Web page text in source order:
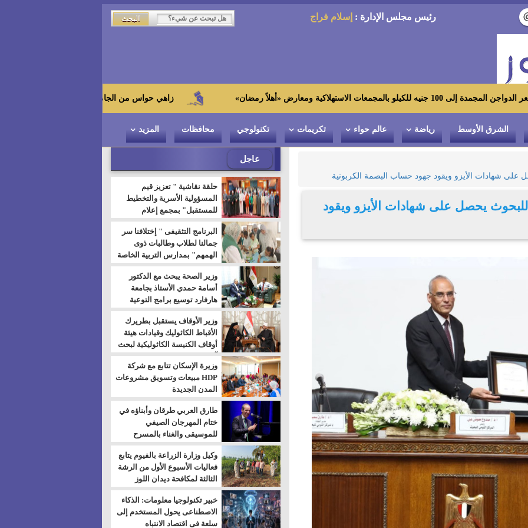
رئيس مجلس الإدارة : إسلام فراج
زاهي حواس من الجامعة اليابانية : "توت عنخ آمون" هو بطل «أهلاً رمضان»
الشرق الأوسط رياضة عالم حواء تكريمات تكنولوجي محافظات المزيد
على شهادات الأيزو ويقود جهود حساب البصمة الكربونية
للبحوث يحصل على شهادات الأيزو ويقود
عاجل
حلقة نقاشية " تعزيز قيم
المسؤولية الأسرية والتخطيط
للمستقبل" بمجمع إعلام
السويس
البرنامج التثقيفى " إختلافنا سر
جمالنا لطلاب وطالبات ذوى
الهمهم" بمدارس التربية الخاصة
بالسويس
وزير الصحة يبحث مع الدكتور
أسامة حمدي الأستاذ بجامعة
هارفارد توسيع برامج التوعية
بمرض السكري
وزير الأوقاف يستقبل بطريرك
الأقباط الكاثوليك وقيادات هيئة
أوقاف الكنيسة الكاثوليكية لبحث
آفاق التعاون المشترك
وزيرة الإسكان تتابع مع شركة
HDP مبيعات وتسويق مشروعات
المدن الجديدة
طارق العربي طرقان وأبناؤه في
ختام المهرجان الصيفي
للموسيقى والغناء بالمسرح
المكشوف
وكيل وزارة الزراعة بالفيوم يتابع
فعاليات الأسبوع الأول من الرشة
الثالثة لمكافحة ديدان اللوز
للقطن
خبير تكنولوجيا معلومات: الذكاء
الاصطناعى يحول المستخدم إلى
سلعة فى اقتصاد الانتباه